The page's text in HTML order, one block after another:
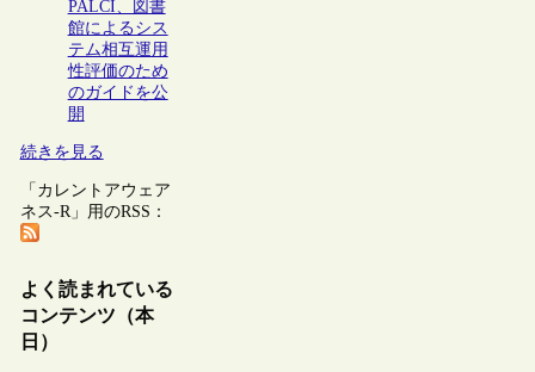
PALCI、図書
館によるシス
テム相互運用
性評価のため
のガイドを公
開
続きを見る
「カレントアウェア
ネス-R」用のRSS：
よく読まれている
コンテンツ（本
日）